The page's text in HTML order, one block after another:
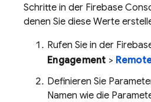
Schritte in der Firebase
denen Sie diese Werte
Rufen Sie in der
Engagement >
Definieren Sie
Namen wie die